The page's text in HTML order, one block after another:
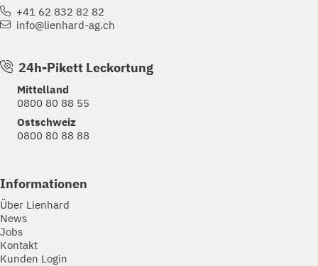
+41 62 832 82 82
info@lienhard-ag.ch
24h-Pikett Leckortung
Mittelland
0800 80 88 55
Ostschweiz
0800 80 88 88
Informationen
Über Lienhard
News
Jobs
Kontakt
Kunden Login